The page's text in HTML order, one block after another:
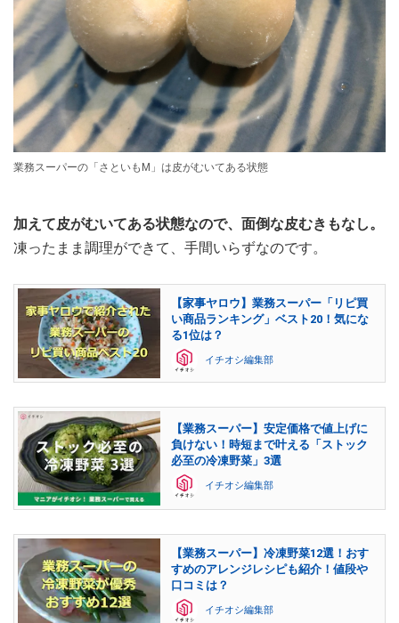
業務スーパーの「さといもM」は皮がむいてある状態
加えて皮がむいてある状態なので、面倒な皮むきもなし。
凍ったまま調理ができて、手間いらずなのです。
【家事ヤロウ】業務スーパー「リピ買
い商品ランキング」ベスト20！気にな
る1位は？
イチオシ編集部
【業務スーパー】安定価格で値上げに
負けない！時短まで叶える「ストック
必至の冷凍野菜」3選
イチオシ編集部
【業務スーパー】冷凍野菜12選！おす
すめのアレンジレシピも紹介！値段や
口コミは？
イチオシ編集部